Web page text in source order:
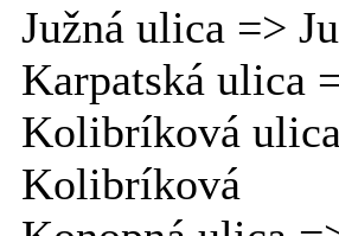
Južná ulica =>
Karpatská ulica
Kolibríková
Kolibríková